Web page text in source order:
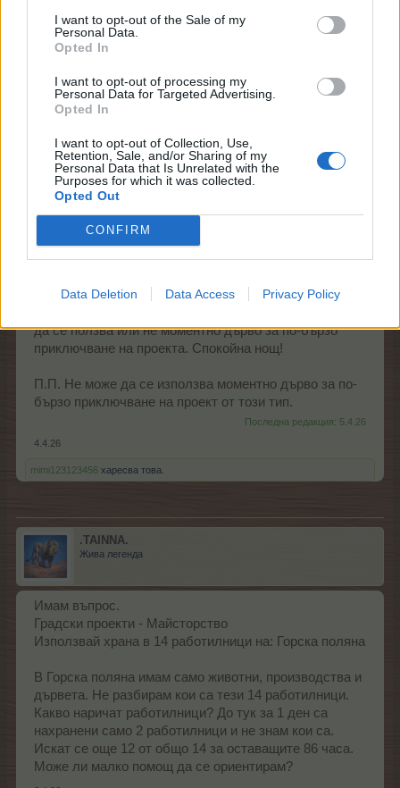
I want to opt-out of the Sale of my
Personal Data.
Opted In
I want to opt-out of processing my
Personal Data for Targeted Advertising.
Opted In
I want to opt-out of Collection, Use,
Retention, Sale, and/or Sharing of my
Personal Data that Is Unrelated with the
Purposes for which it was collected.
Opted Out
CONFIRM
Data Deletion Data Access Privacy Policy
дърво обрах няколко пъти, но не ми отчита повече
бройки.
S-Moderator
Team Farmerama BG
mimi123123456 каза:
Имам задача - Събери 46 шишарки от алпийка лиственица.
Отчита ми обрани само 29 . С моментно дърво обрах
Здравей, предала съм питането ти и ще пиша отново
да се ползва или не моментно дърво за по-бързо
приключване на проекта. Спокойна нощ!
П.П. Не може да се използва моментно дърво за по-
бързо приключване на проект от този тип.
Последна редакция: 5.4.26
4.4.26
mimi123123456 харесва това.
.TAINNA.
Жива легенда
Имам въпрос.
Градски проекти - Майсторство
Използвай храна в 14 работилници на: Горска поляна
В Горска поляна имам само животни, производства и
дървета. Не разбирам кои са тези 14 работилници.
Какво наричат работилници? До тук за 1 ден са
нахранени само 2 работилници и не знам кои са.
Искат се още 12 от общо 14 за оставащите 86 часа.
Може ли малко помощ да се ориентирам?